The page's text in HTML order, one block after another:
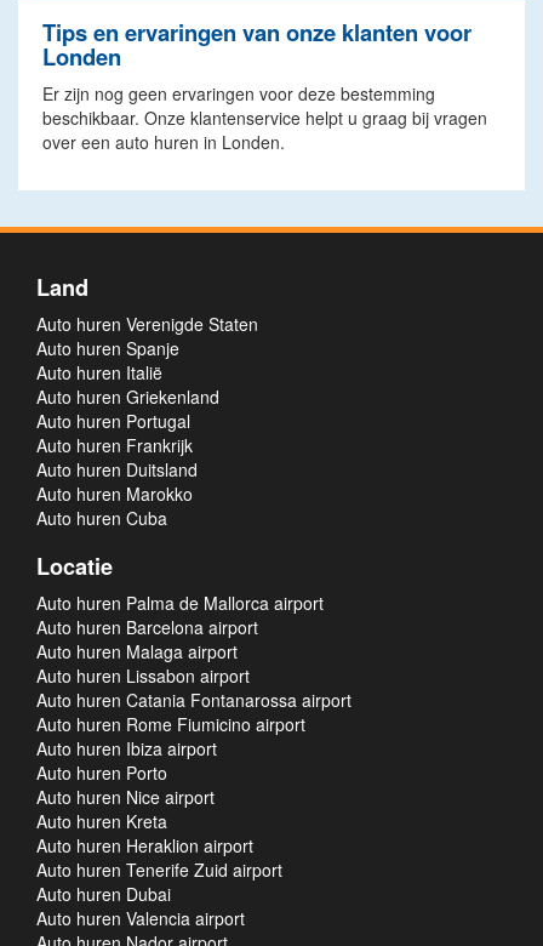
Tips en ervaringen van onze klanten voor
Londen
Er zijn nog geen ervaringen voor deze bestemming
beschikbaar. Onze klantenservice helpt u graag bij vragen
over een auto huren in Londen.
Land
Auto huren Verenigde Staten
Auto huren Spanje
Auto huren Italië
Auto huren Griekenland
Auto huren Portugal
Auto huren Frankrijk
Auto huren Duitsland
Auto huren Marokko
Auto huren Cuba
Locatie
Auto huren Palma de Mallorca airport
Auto huren Barcelona airport
Auto huren Malaga airport
Auto huren Lissabon airport
Auto huren Catania Fontanarossa airport
Auto huren Rome Fiumicino airport
Auto huren Ibiza airport
Auto huren Porto
Auto huren Nice airport
Auto huren Kreta
Auto huren Heraklion airport
Auto huren Tenerife Zuid airport
Auto huren Dubai
Auto huren Valencia airport